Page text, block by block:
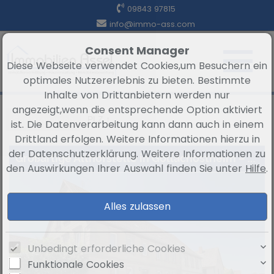
09843 97815
info@immo-ass.com
Sortieren nach PLZ ↑
Großartige Althofstelle in Gollachostheim – Viel Raum für individuelle Gestaltung und große Pläne
Consent Manager
Diese Webseite verwendet Cookies,um Besuchern ein
optimales Nutzererlebnis zu bieten. Bestimmte
Inhalte von Drittanbietern werden nur
angezeigt,wenn die entsprechende Option aktiviert
ist. Die Datenverarbeitung kann dann auch in einem
Drittland erfolgen. Weitere Informationen hierzu in
der Datenschutzerklärung. Weitere Informationen zu
den Auswirkungen Ihrer Auswahl finden Sie unter Hilfe.
Unbedingt erforderliche Cookies
Funktionale Cookies